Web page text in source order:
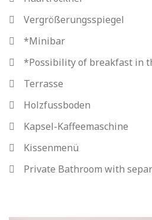
Vergrößerungsspiegel
*Minibar
*Possibility of breakfast in
Terrasse
Holzfussboden
Kapsel-Kaffeemaschine
Kissenmenü
Private Bathroom with